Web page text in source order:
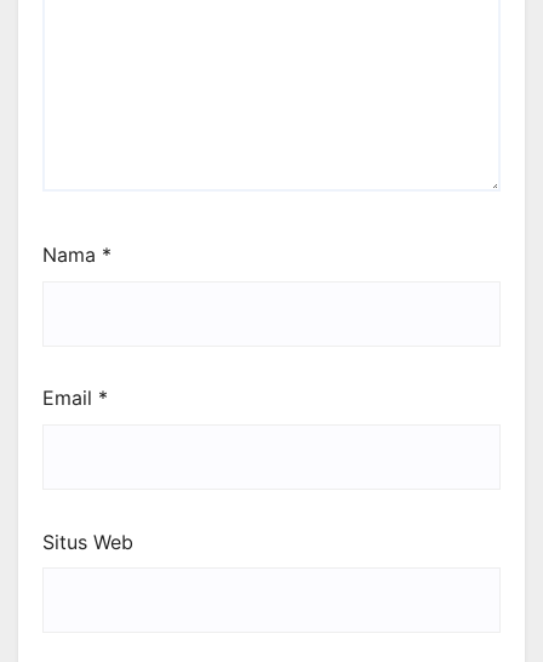
Nama *
Email *
Situs Web